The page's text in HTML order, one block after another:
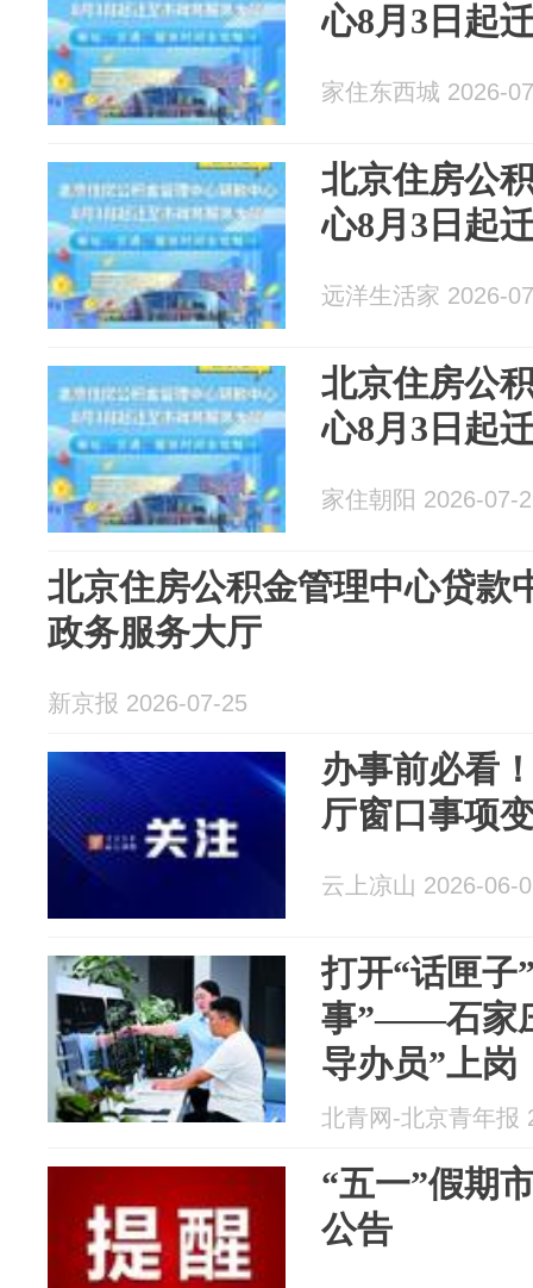
心8月3日起
家住东西城 2026-
北京住房公
心8月3日起
远洋生活家 2026-
北京住房公
心8月3日起
家住朝阳 2026-07-
北京住房公积金管理中心贷款
政务服务大厅
新京报 2026-07-25
办事前必看
厅窗口事项
云上凉山 2026-06-
打开“话匣子
事”——石家
导办员”上岗
北青网-北京青年报
“五一”假期
公告